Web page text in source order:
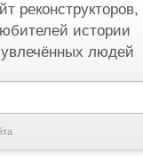
реконструкторов,
истории
людей